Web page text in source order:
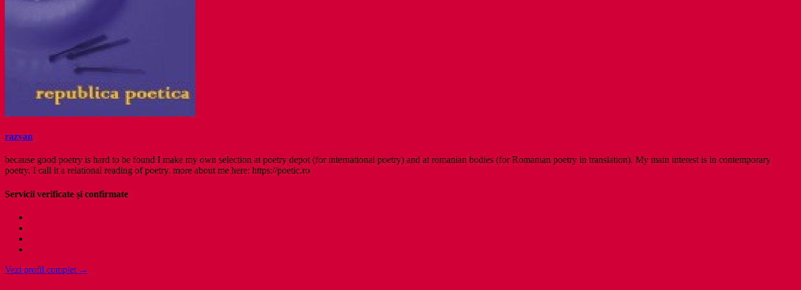
razvan
because good poetry is hard to be found I make my own selection at poetry depot (for international poetry) and at romanian bodies (for Romanian poetry in translation). My main interest is in contemporary
poetry. I call it a relational reading of poetry. more about me here: https://poetic.ro
Servicii verificate și confirmate
Vezi profil complet →